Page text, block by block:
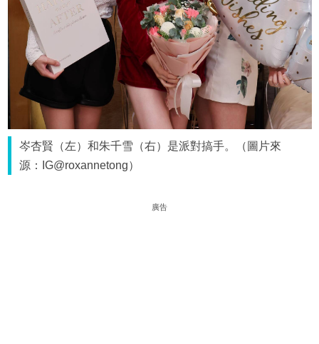
岑杏賢（左）和朱千雪（右）是派對搞手。（圖片來
源：IG@roxannetong）
廣告